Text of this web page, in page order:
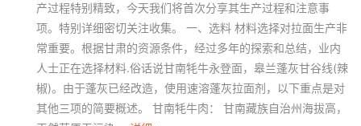
产过程特别精致，今天我们将首次分享其生产过程和注意事
项。特别详细密切关注收集。 一、选料 材料选择对拉面生产非
常重要。根据甘肃的资源条件，经过多年的探索和总结，业内
人士正在选择材料.俗话说甘南牦牛永登面，皋兰蓬灰甘谷线(辣
椒)。由于蓬灰已经改造，使用速溶蓬灰拉面剂，以下重点是对
其他三项的简要概述。 甘南牦牛肉： 甘南藏族自治州海拔高，